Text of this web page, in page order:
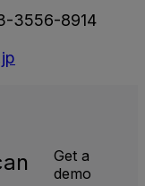
3556-8914
Get a
demo